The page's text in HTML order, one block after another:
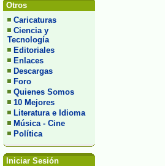
Otros
Caricaturas
Ciencia y
Tecnología
Editoriales
Enlaces
Descargas
Foro
Quienes Somos
10 Mejores
Literatura e Idioma
Música - Cine
Política
Iniciar Sesión